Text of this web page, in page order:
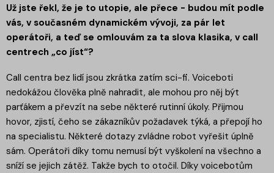
Už jste řekl, že je to utopie, ale přece - budou mít podle
vás, v současném dynamickém vývoji, za pár let
operátoři, a teď se omlouvám za ta slova klasika, v call
centrech „co jíst“?
Call centra bez lidí jsou zkrátka zatím sci-fi. Voiceboti
nedokážou člověka plně nahradit, ale mohou pro něj být
parťákem a převzít na sebe některé rutinní úkoly. Přijmou
hovor, zjistí, čeho se zákazníkův požadavek týká, a přepojí ho
na specialistu. Některé dotazy zvládne robot vyřešit úplně
sám. Operátoři díky tomu nemusí být vyškolení na všechno a
sníží se jejich zátěž. Takže bych to otočil. Díky voicebotům